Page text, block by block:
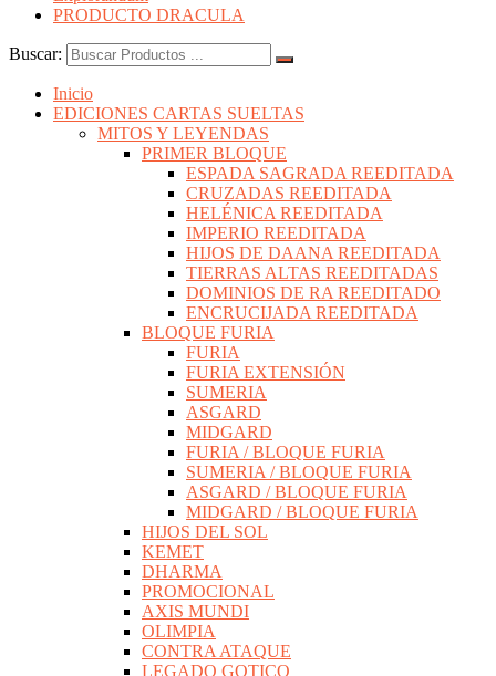
PRODUCTO DRACULA
Buscar:
Inicio
EDICIONES CARTAS SUELTAS
MITOS Y LEYENDAS
PRIMER BLOQUE
ESPADA SAGRADA REEDITADA
CRUZADAS REEDITADA
HELÉNICA REEDITADA
IMPERIO REEDITADA
HIJOS DE DAANA REEDITADA
TIERRAS ALTAS REEDITADAS
DOMINIOS DE RA REEDITADO
ENCRUCIJADA REEDITADA
BLOQUE FURIA
FURIA
FURIA EXTENSIÓN
SUMERIA
ASGARD
MIDGARD
FURIA / BLOQUE FURIA
SUMERIA / BLOQUE FURIA
ASGARD / BLOQUE FURIA
MIDGARD / BLOQUE FURIA
HIJOS DEL SOL
KEMET
DHARMA
PROMOCIONAL
AXIS MUNDI
OLIMPIA
CONTRA ATAQUE
LEGADO GOTICO